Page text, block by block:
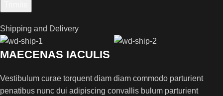
Shipping and Delivery
MAECENAS IACULIS
Vestibulum curae torquent diam diam commodo parturient
penatibus nunc dui adipiscing convallis bulum parturient